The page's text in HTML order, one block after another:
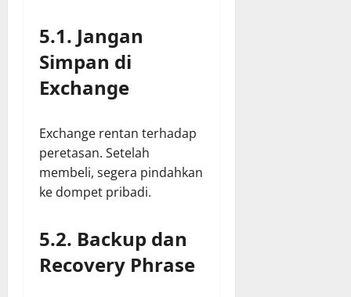
5.1. Jangan
Simpan di
Exchange
Exchange rentan terhadap
peretasan. Setelah
membeli, segera pindahkan
ke dompet pribadi.
5.2. Backup dan
Recovery Phrase